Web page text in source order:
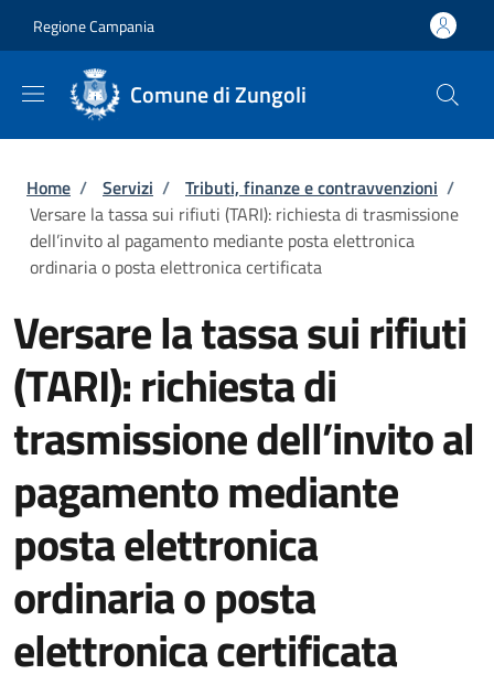
Regione Campania
Comune di Zungoli
Briciole di pane
Home / Servizi / Tributi, finanze e contravvenzioni /
Versare la tassa sui rifiuti (TARI): richiesta di trasmissione
dell’invito al pagamento mediante posta elettronica
ordinaria o posta elettronica certificata
Versare la tassa sui rifiuti
(TARI): richiesta di
trasmissione dell’invito al
pagamento mediante
posta elettronica
ordinaria o posta
elettronica certificata